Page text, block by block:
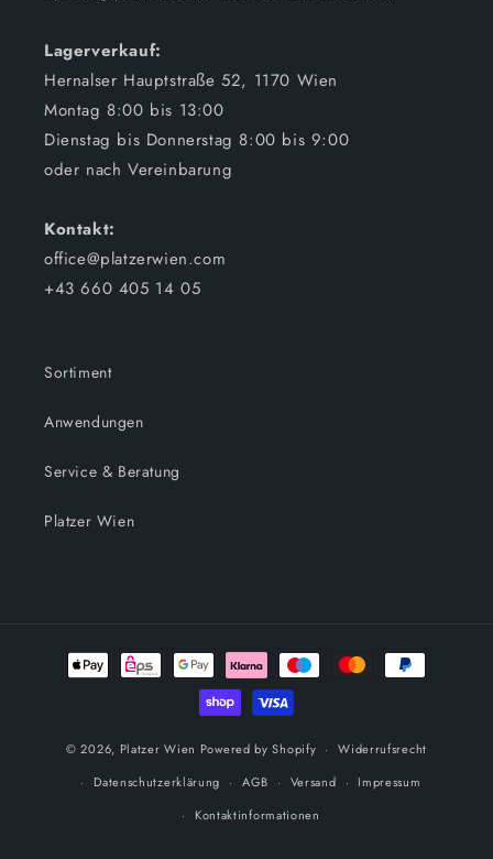
Lagerverkauf:
Hernalser Hauptstraße 52, 1170 Wien
Montag 8:00 bis 13:00
Dienstag bis Donnerstag 8:00 bis 9:00
oder nach Vereinbarung
Kontakt:
office@platzerwien.com
+43 660 405 14 05
Sortiment
Anwendungen
Service & Beratung
Platzer Wien
Zahlungsmethoden
© 2026, Platzer Wien Powered by Shopify
Widerrufsrecht
Datenschutzerklärung
AGB Versand
Impressum
Kontaktinformationen